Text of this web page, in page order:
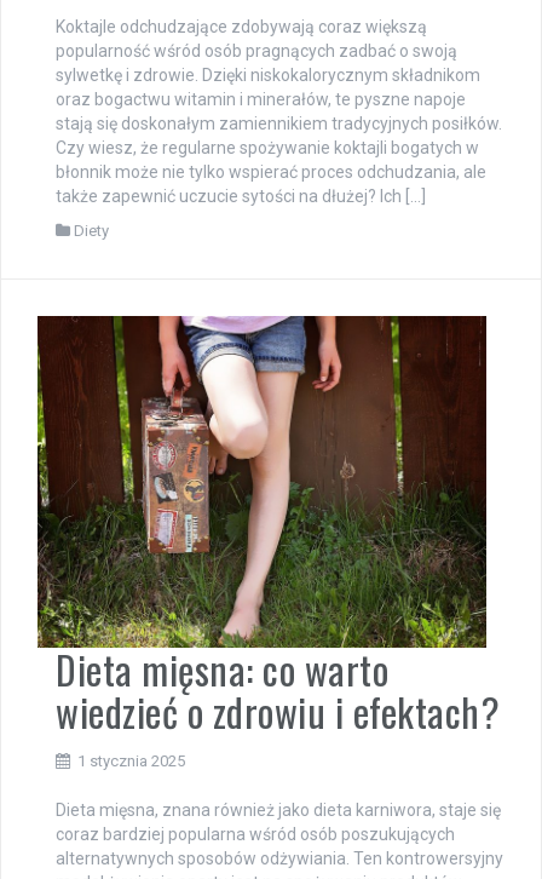
Koktajle odchudzające zdobywają coraz większą
popularność wśród osób pragnących zadbać o swoją
sylwetkę i zdrowie. Dzięki niskokalorycznym składnikom
oraz bogactwu witamin i minerałów, te pyszne napoje
stają się doskonałym zamiennikiem tradycyjnych posiłków.
Czy wiesz, że regularne spożywanie koktajli bogatych w
błonnik może nie tylko wspierać proces odchudzania, ale
także zapewnić uczucie sytości na dłużej? Ich […]
Diety
Dieta mięsna: co warto
wiedzieć o zdrowiu i efektach?
1 stycznia 2025
Dieta mięsna, znana również jako dieta karniwora, staje się
coraz bardziej popularna wśród osób poszukujących
alternatywnych sposobów odżywiania. Ten kontrowersyjny